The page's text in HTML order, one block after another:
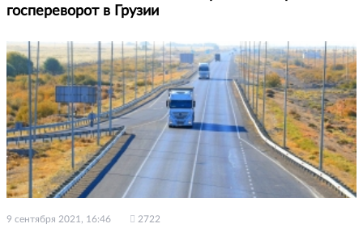
госпереворот в Грузии
9 сентября 2021, 16:46 2722